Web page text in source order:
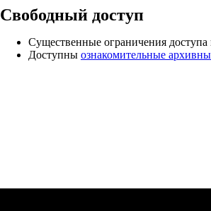
Свободный доступ
Cущественные ограничения
Доступны ознакомительные